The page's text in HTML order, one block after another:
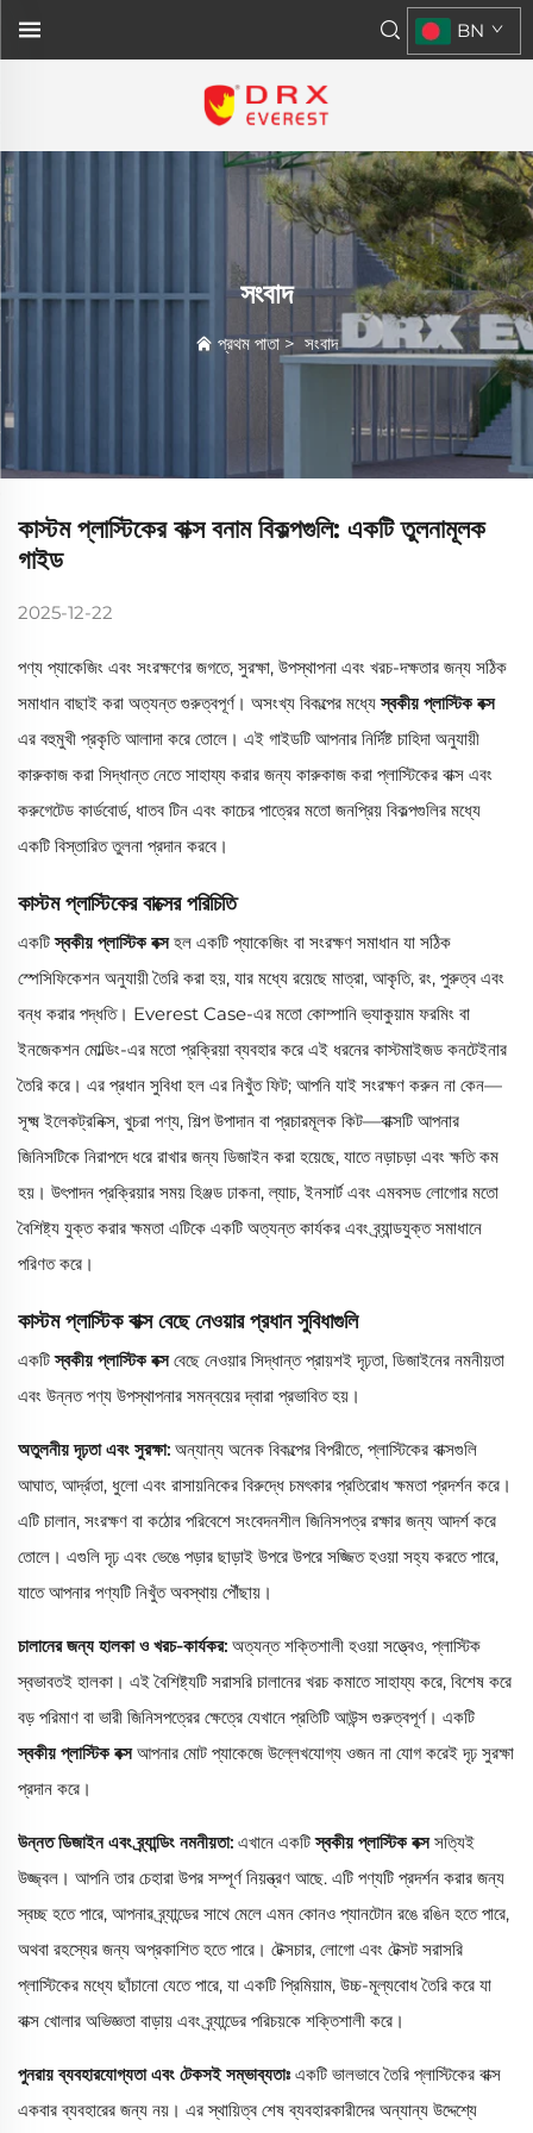
BN
সংবাদ
প্রথম পাতা > সংবাদ
কাস্টম প্লাস্টিকের বাক্স বনাম বিকল্পগুলি: একটি তুলনামূলক
গাইড
2025-12-22
পণ্য প্যাকেজিং এবং সংরক্ষণের জগতে, সুরক্ষা, উপস্থাপনা এবং খরচ-দক্ষতার জন্য সঠিক
সমাধান বাছাই করা অত্যন্ত গুরুত্বপূর্ণ। অসংখ্য বিকল্পের মধ্যেস্বকীয় প্লাস্টিক বক্স
এর বহুমুখী প্রকৃতি আলাদা করে তোলে। এই গাইডটি আপনার নির্দিষ্ট চাহিদা অনুযায়ী
কারুকাজ করা সিদ্ধান্ত নেতে সাহায্য করার জন্য কারুকাজ করা প্লাস্টিকের বাক্স এবং
করুগেটেড কার্ডবোর্ড, ধাতব টিন এবং কাচের পাত্রের মতো জনপ্রিয় বিকল্পগুলির মধ্যে
একটি বিস্তারিত তুলনা প্রদান করবে।
কাস্টম প্লাস্টিকের বাক্সের পরিচিতি
একটিস্বকীয় প্লাস্টিক বক্সহল একটি প্যাকেজিং বা সংরক্ষণ সমাধান যা সঠিক
স্পেসিফিকেশন অনুযায়ী তৈরি করা হয়, যার মধ্যে রয়েছে মাত্রা, আকৃতি, রং, পুরুত্ব এবং
বন্ধ করার পদ্ধতি। Everest Case-এর মতো কোম্পানি ভ্যাকুয়াম ফরমিং বা
ইনজেকশন মোল্ডিং-এর মতো প্রক্রিয়া ব্যবহার করে এই ধরনের কাস্টমাইজড কনটেইনার
তৈরি করে। এর প্রধান সুবিধা হল এর নিখুঁত ফিট; আপনি যাই সংরক্ষণ করুন না কেন—
সূক্ষ্ম ইলেকট্রনিক্স, খুচরা পণ্য, শিল্প উপাদান বা প্রচারমূলক কিট—বাক্সটি আপনার
জিনিসটিকে নিরাপদে ধরে রাখার জন্য ডিজাইন করা হয়েছে, যাতে নড়াচড়া এবং ক্ষতি কম
হয়। উৎপাদন প্রক্রিয়ার সময় হিঞ্জড ঢাকনা, ল্যাচ, ইনসার্ট এবং এমবসড লোগোর মতো
বৈশিষ্ট্য যুক্ত করার ক্ষমতা এটিকে একটি অত্যন্ত কার্যকর এবং ব্র্যান্ডযুক্ত সমাধানে
পরিণত করে।
কাস্টম প্লাস্টিক বাক্স বেছে নেওয়ার প্রধান সুবিধাগুলি
একটিস্বকীয় প্লাস্টিক বক্সবেছে নেওয়ার সিদ্ধান্ত প্রায়শই দৃঢ়তা, ডিজাইনের নমনীয়তা
এবং উন্নত পণ্য উপস্থাপনার সমন্বয়ের দ্বারা প্রভাবিত হয়।
অতুলনীয় দৃঢ়তা এবং সুরক্ষা: অন্যান্য অনেক বিকল্পের বিপরীতে, প্লাস্টিকের বাক্সগুলি
আঘাত, আর্দ্রতা, ধুলো এবং রাসায়নিকের বিরুদ্ধে চমৎকার প্রতিরোধ ক্ষমতা প্রদর্শন করে।
এটি চালান, সংরক্ষণ বা কঠোর পরিবেশে সংবেদনশীল জিনিসপত্র রক্ষার জন্য আদর্শ করে
তোলে। এগুলি দৃঢ় এবং ভেঙে পড়ার ছাড়াই উপরে উপরে সজ্জিত হওয়া সহ্য করতে পারে,
যাতে আপনার পণ্যটি নিখুঁত অবস্থায় পৌঁছায়।
চালানের জন্য হালকা ও খরচ-কার্যকর: অত্যন্ত শক্তিশালী হওয়া সত্ত্বেও, প্লাস্টিক
স্বভাবতই হালকা। এই বৈশিষ্ট্যটি সরাসরি চালানের খরচ কমাতে সাহায্য করে, বিশেষ করে
বড় পরিমাণ বা ভারী জিনিসপত্রের ক্ষেত্রে যেখানে প্রতিটি আউন্স গুরুত্বপূর্ণ। একটি
স্বকীয় প্লাস্টিক বক্সআপনার মোট প্যাকেজে উল্লেখযোগ্য ওজন না যোগ করেই দৃঢ় সুরক্ষা
প্রদান করে।
উন্নত ডিজাইন এবং ব্র্যান্ডিং নমনীয়তা: এখানে একটিস্বকীয় প্লাস্টিক বক্সসত্যিই
উজ্জ্বল। আপনি তার চেহারা উপর সম্পূর্ণ নিয়ন্ত্রণ আছে. এটি পণ্যটি প্রদর্শন করার জন্য
স্বচ্ছ হতে পারে, আপনার ব্র্যান্ডের সাথে মেলে এমন কোনও প্যানটোন রঙে রঙিন হতে পারে,
অথবা রহস্যের জন্য অপ্রকাশিত হতে পারে। টেক্সচার, লোগো এবং টেক্সট সরাসরি
প্লাস্টিকের মধ্যে ছাঁচানো যেতে পারে, যা একটি প্রিমিয়াম, উচ্চ-মূল্যবোধ তৈরি করে যা
বাক্স খোলার অভিজ্ঞতা বাড়ায় এবং ব্র্যান্ডের পরিচয়কে শক্তিশালী করে।
পুনরায় ব্যবহারযোগ্যতা এবং টেকসই সম্ভাব্যতাঃ একটি ভালভাবে তৈরি প্লাস্টিকের বাক্স
একবার ব্যবহারের জন্য নয়। এর স্থায়িত্ব শেষ ব্যবহারকারীদের অন্যান্য উদ্দেশ্যে